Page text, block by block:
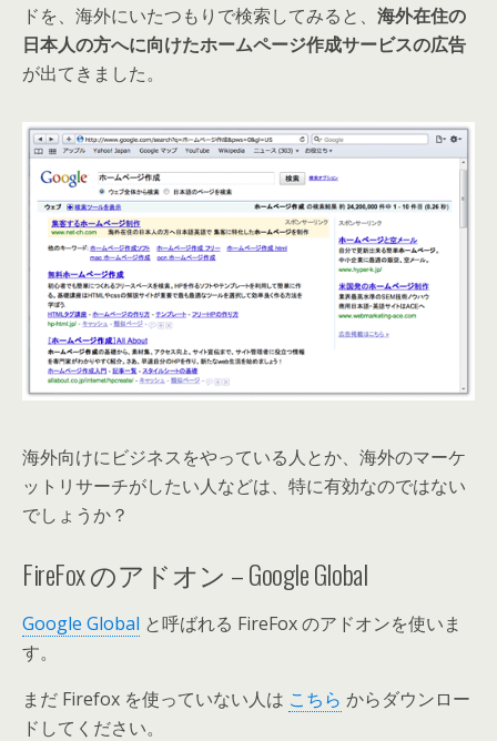
ドを、海外にいたつもりで検索してみると、 海外在住の
日本人の方へに向けたホームページ作成サービスの広告
が出てきました。
海外向けにビジネスをやっている人とか、海外のマーケ
ットリサーチがしたい人などは、特に有効なのではない
でしょうか？
FireFox のアドオン – Google Global
Google Global と呼ばれる FireFox のアドオンを使いま
す。
まだ Firefox を使っていない人は こちら からダウンロー
ドしてください。